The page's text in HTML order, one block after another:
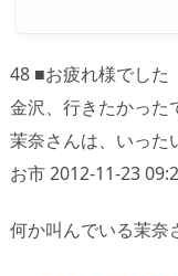
48 ■お疲れ様でした
金沢、行きたかった
茉奈さんは、いった
お市 2012-11-23
何か叫んでいる茉奈